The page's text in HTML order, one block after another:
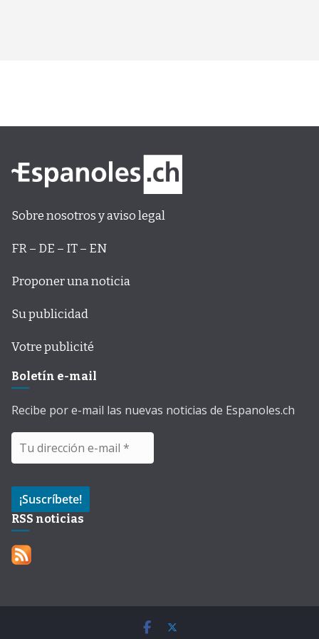
Sobre nosotros y aviso legal
FR – DE – IT – EN
Proponer una noticia
Su publicidad
Votre publicité
Boletín e-mail
Recibe por e-mail las nuevas noticias de Espanoles.ch
RSS noticias